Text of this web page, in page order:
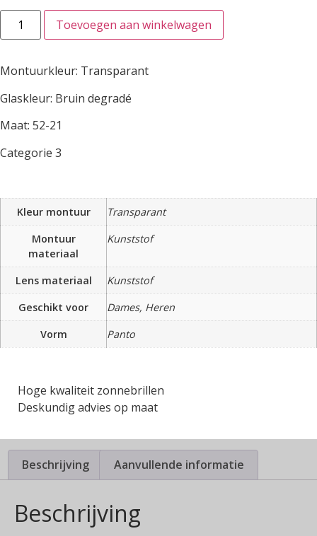
Toevoegen aan winkelwagen
Montuurkleur: Transparant
Glaskleur: Bruin degradé
Maat: 52-21
Categorie 3
Kleur montuur
Transparant
Montuur
materiaal
Kunststof
Lens materiaal
Kunststof
Geschikt voor
Dames, Heren
Vorm
Panto
Hoge kwaliteit zonnebrillen
Deskundig advies op maat
Beschrijving Aanvullende informatie
Beschrijving